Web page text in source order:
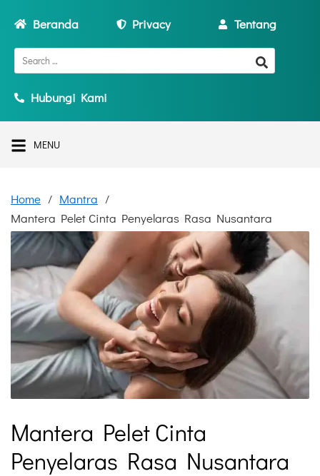
Beranda Privacy Tentang
Hubungi Kami
MENU
Home
Mantra
Mantera Pelet Cinta Penyelaras Rasa Nusantara
Mantera Pelet Cinta
Penyelaras Rasa Nusantara